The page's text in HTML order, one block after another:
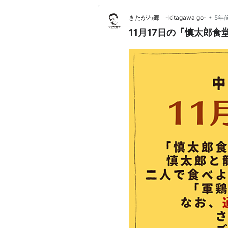
きたがわ郷 -kitagawa go- • 5年
11月17日の「慎太郎食